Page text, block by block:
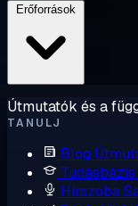
Útmutatók és a
TANULJ
Blog
Tudásbázis
Hírszoba